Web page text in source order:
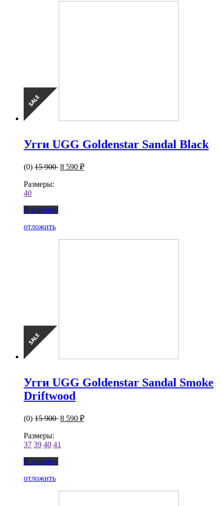
Угги UGG Goldenstar Sandal Black
(0) 15 900 8 590 ₽
Размеры:
40
В корзину
отложить
Угги UGG Goldenstar Sandal Smoke
Driftwood
(0) 15 900 8 590 ₽
Размеры:
37 39 40 41
В корзину
отложить